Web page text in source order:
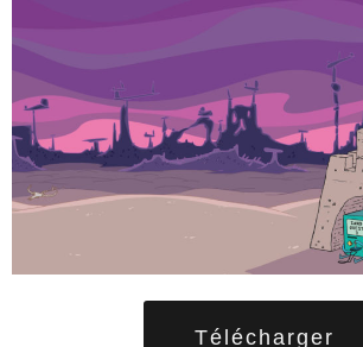
Télécharger